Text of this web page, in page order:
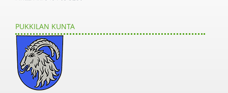
PUKKILAN KUNTA